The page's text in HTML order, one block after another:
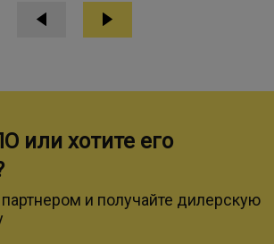
или хотите его
и получайте дилерскую